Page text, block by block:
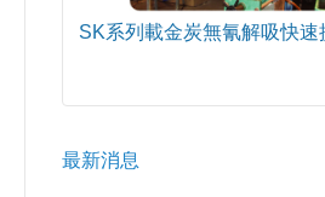
SK系列載金炭無氰解吸快速
最新消息